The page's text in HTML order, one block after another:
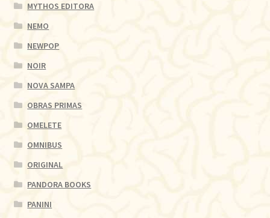
MYTHOS EDITORA
NEMO
NEWPOP
NOIR
NOVA SAMPA
OBRAS PRIMAS
OMELETE
OMNIBUS
ORIGINAL
PANDORA BOOKS
PANINI